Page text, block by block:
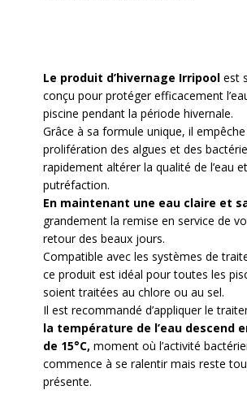
Le produit d’hivernage Irripool est
conçu pour protéger efficacement
piscine pendant la période hivernale.
Grâce à sa formule unique, il empêche
prolifération des algues et des
rapidement altérer la qualité de l’eau
putréfaction.
En maintenant une eau claire et
grandement la remise en service de
retour des beaux jours.
Compatible avec les systèmes de
ce produit est idéal pour toutes les
soient traitées au chlore ou au sel.
Il est recommandé d’appliquer le
la température de l’eau descend
de 15°C, moment où l’activité
commence à se ralentir mais reste
présente.